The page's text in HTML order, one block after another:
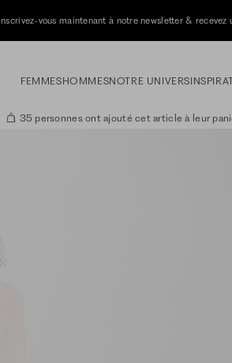
Inscrivez-vous maintenant à notre newsletter & recevez
FEMMESHOMMESNOTRE UNIVERS
35 personnes ont ajouté cet article à leur